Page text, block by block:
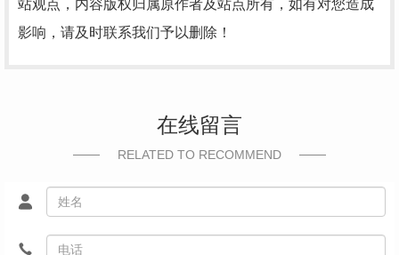
站观点，内容版权归属原作者及站点所有，如有对您造成
影响，请及时联系我们予以删除！
在线留言
RELATED TO RECOMMEND